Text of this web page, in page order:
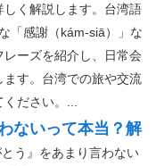
く解説します。台湾語
「感謝（kám-siā）」な
ーズを紹介し、日常会
す。台湾での旅や交流
ください。...
ないって本当？解
とう』をあまり言わない